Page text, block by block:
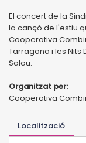
El concert de la
la cançó de l'estiu
Cooperativa
Tarragona i les
Salou.
Organitzat per:
Cooperativa
Localització